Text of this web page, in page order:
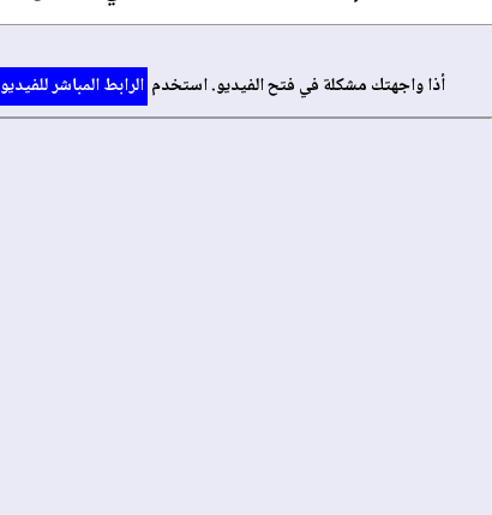
أذا واجهتك مشكلة في فتح الفيديو. استخدم الرابط المباشر للفيديو